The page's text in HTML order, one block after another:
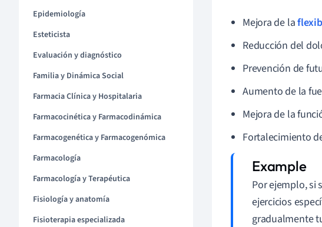
Epidemiología
Esteticista
Evaluación y diagnóstico
Familia y Dinámica Social
Farmacia Clínica y Hospitalaria
Farmacocinética y Farmacodinámica
Farmacogenética y Farmacogenómica
Farmacología
Farmacología y Terapéutica
Fisiología y anatomía
Fisioterapia especializada
Mejora de la
Reducción del
Prevención de
Aumento de la
Mejora de la
Fortalecimiento
Por ejemplo, si
ejercicios
gradualmente